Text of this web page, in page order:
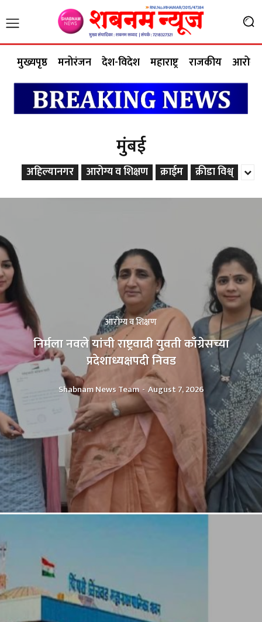
मुख्यपृष्ठ मनोरंजन देश-विदेश महाराष्ट्र राजकीय आरोग्य
मुंबई
अहिल्यानगर आरोग्य व शिक्षण क्राईम क्रीडा विश्व्
आरोग्य व शिक्षण
निर्मला नवले यांची राष्ट्रवादी युवती काँग्रेसच्या
प्रदेशाध्यक्षपदी निवड
Shabnam News Team - August 7, 2026